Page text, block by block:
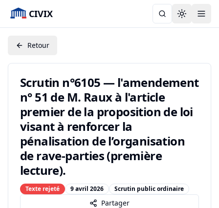
CIVIX Toggle
Retour
Scrutin n°6105 — l'amendement
n° 51 de M. Raux à l'article
premier de la proposition de loi
visant à renforcer la
pénalisation de l’organisation
de rave-parties (première
lecture).
Texte rejeté 9 avril 2026 Scrutin public ordinaire
Partager